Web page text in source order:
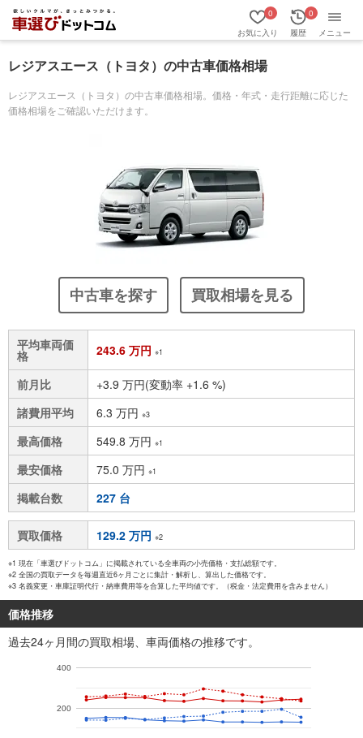
お気に入り
0
履歴
0
メニュー
レジアスエース（トヨタ）の中古車価格相場
レジアスエース（トヨタ）の中古車価格相場。価格・年式・走行距離に応じた
価格相場をご確認いただけます。
中古車を探す 買取相場を見る
平均車両価
格 243.6 万円 ※1
前月比
+3.9 万円(変動率 +1.6 %)
諸費用平均
6.3 万円 ※3
最高価格 549.8 万円 ※1
最安価格 75.0 万円 ※1
掲載台数 227 台
買取価格 129.2 万円 ※2
※1 現在「車選びドットコム」に掲載されている全車両の小売価格・支払総額です。
※2 全国の買取データを毎週直近6ヶ月ごとに集計・解析し、算出した価格です。
※3 名義変更・車庫証明代行・納車費用等を合算した平均値です。（税金・法定費用を含みません）
価格推移
過去24ヶ月間の買取相場、車両価格の推移です。
200
400